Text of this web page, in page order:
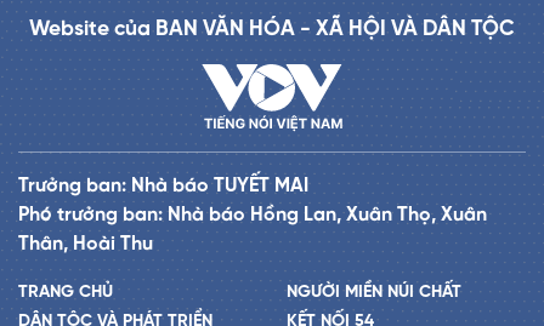
Website của BAN VĂN HÓA - XÃ HỘI VÀ DÂN TỘC
Trưởng ban: Nhà báo TUYẾT MAI
Phó trưởng ban: Nhà báo Hồng Lan, Xuân Thọ, Xuân
Thân, Hoài Thu
TRANG CHỦ
DÂN TỘC VÀ PHÁT TRIỂN
NGƯỜI MIỀN NÚI CHẤT
KẾT NỐI 54